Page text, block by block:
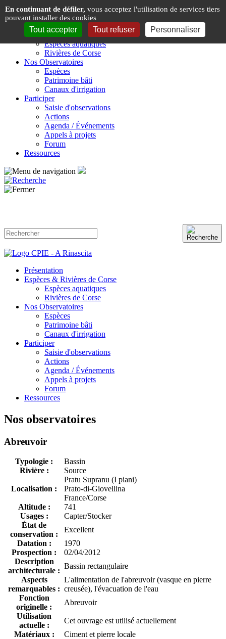
Présentation
Espèces & Rivières de Corse
Espèces aquatiques
Rivières de Corse
Nos Observatoires
Espèces
Patrimoine bâti
Canaux d'irrigation
Participer
Saisie d'observations
Actions
Agenda / Événements
Appels à projets
Forum
Ressources
Présentation
Espèces & Rivières de Corse
Espèces aquatiques
Rivières de Corse
Nos Observatoires
Espèces
Patrimoine bâti
Canaux d'irrigation
Participer
Saisie d'observations
Actions
Agenda / Événements
Appels à projets
Forum
Ressources
Nos observatoires
Abreuvoir
Typologie :
Bassin
Rivière :
Source
Localisation :
Pratu Supranu (I piani)
Prato-di-Giovellina
France/Corse
Altitude :
741
Usages :
Capter/Stocker
État de
conservation :
Excellent
Datation :
1970
Prospection :
02/04/2012
Description
architecturale :
Bassin rectangulaire
Aspects
remarquables :
L'alimentation de l'abreuvoir (vasque en pierre
creusée), l'évacuation de l'eau
Fonction
originelle :
Abreuvoir
Utilisation
actuelle :
Cet ouvrage est utilisé actuellement
Matériaux :
Ciment et pierre locale
Panneau de gestion des cookies
En continuant de défiler, vous acceptez l'utilisation de services tiers
pouvant installer des cookies
Tout accepter Tout refuser Personnaliser